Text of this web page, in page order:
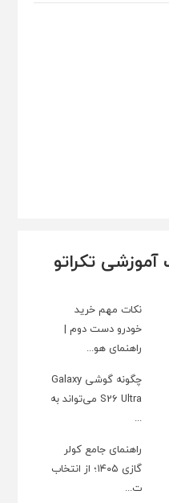
آموزشی تکراتو
نکات مهم خرید
خودرو دست دوم |
راهنمای هو...
چگونه گوشی Galaxy
S26 Ultra می‌تواند به
...
راهنمای جامع کولر
گازی ۱۴۰۵؛ از انتخاب
ت...